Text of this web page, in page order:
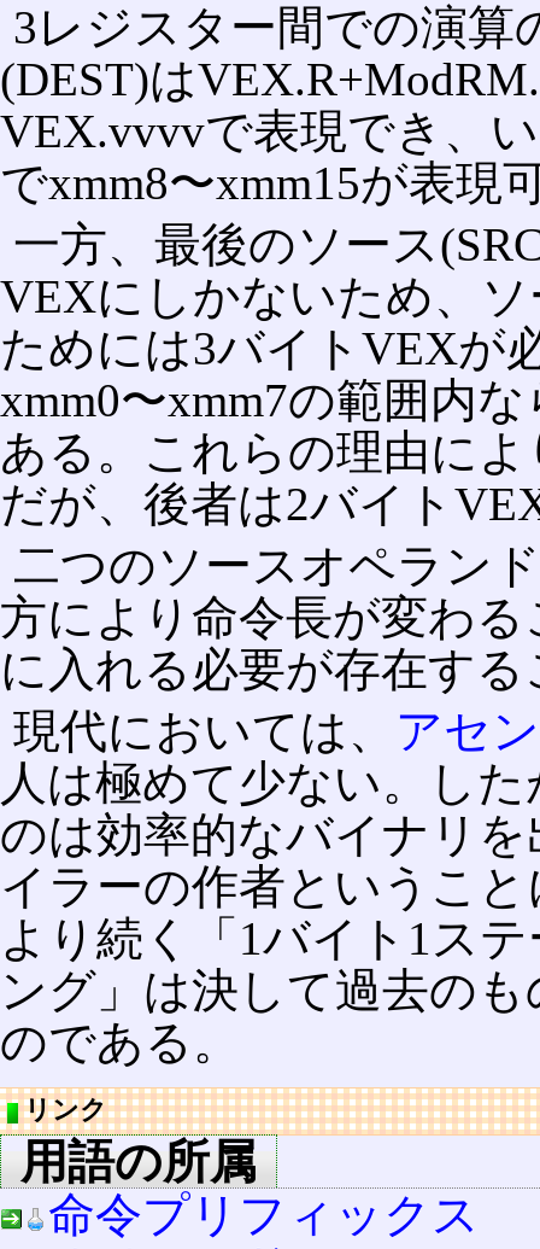
3レジスター間での演算
(DEST)は
VEX.vvvvで表現でき、
でxmm8〜xmm15が表現
一方、最後のソース
VEXにしかないため、ソ
ためには3バイトVEXが
xmm0〜xmm7の範囲内
ある。これらの理由に
だが、後者は2バイト
二つのソースオペラン
方により命令長が変わ
に入れる必要が存在す
現代においては、 アセ
人は極めて少ない。し
のは効率的なバイナリ
イラーの作者というこ
より続く「1バイト1ス
ング」は決して過去の
のである。
リンク
用語の所属
命令プリフィックス